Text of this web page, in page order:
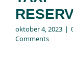
oktober 4, 2023 |
Comments